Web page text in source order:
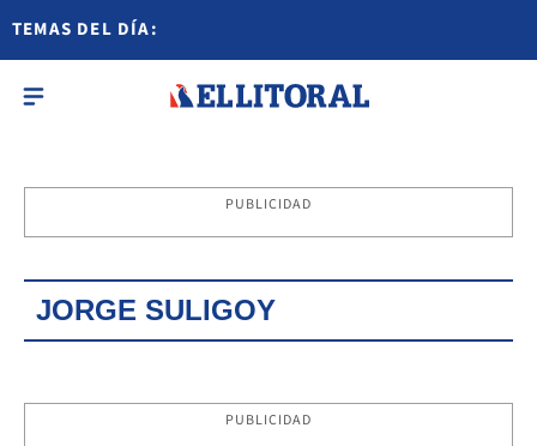
TEMAS DEL DÍA:
PUBLICIDAD
JORGE SULIGOY
PUBLICIDAD